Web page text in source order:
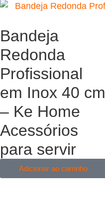
Bandeja
Redonda
Profissional
em Inox 40 cm
– Ke Home
Acessórios
para servir
Adicionar ao carrinho